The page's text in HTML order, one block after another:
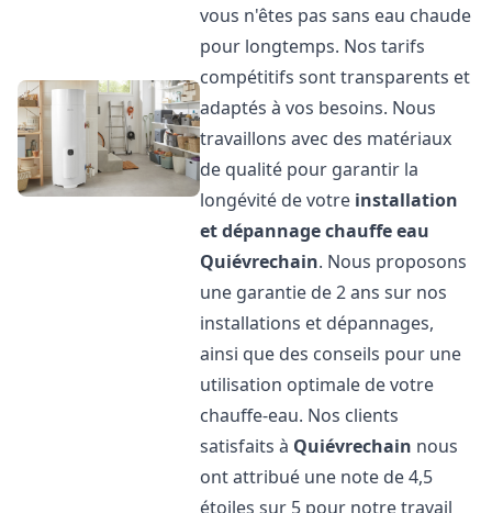
vous n'êtes pas sans eau chaude
pour longtemps. Nos tarifs
compétitifs sont transparents et
adaptés à vos besoins. Nous
travaillons avec des matériaux
de qualité pour garantir la
longévité de votre installation
et dépannage chauffe eau
Quiévrechain. Nous proposons
une garantie de 2 ans sur nos
installations et dépannages,
ainsi que des conseils pour une
utilisation optimale de votre
chauffe-eau. Nos clients
satisfaits à Quiévrechain nous
ont attribué une note de 4,5
étoiles sur 5 pour notre travail